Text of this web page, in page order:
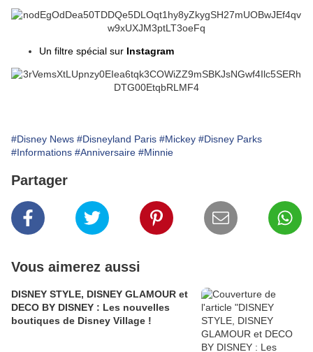
Un filtre spécial sur Instagram
#Disney News #Disneyland Paris #Mickey #Disney Parks
#Informations #Anniversaire #Minnie
Partager
Vous aimerez aussi
DISNEY STYLE, DISNEY GLAMOUR et
DECO BY DISNEY : Les nouvelles
boutiques de Disney Village !